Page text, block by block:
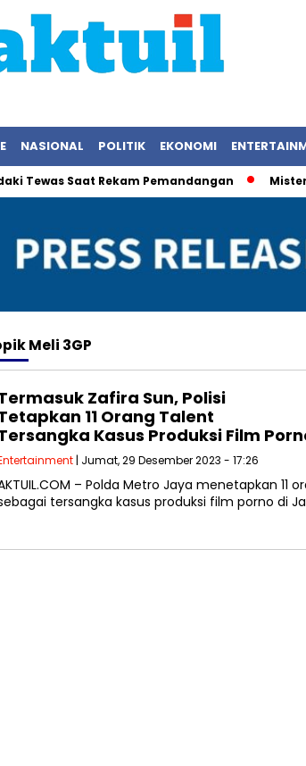
NASIONAL POLITIK EKONOMI
Saat Rekam Pemandangan Misteri
Meli 3GP
Zafira Sun, Polisi
11 Orang Talent
Kasus Produksi Film
| Jumat, 29 Desember 2023 - 17:26
– Polda Metro Jaya menetapkan
tersangka kasus produksi film porno di